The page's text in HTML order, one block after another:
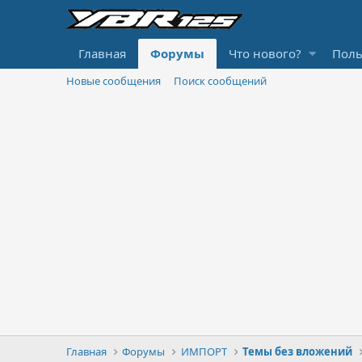
Главная Форумы Что нового?
Новые сообщения Поиск сообщений
Главная Форумы ИМПОРТ Темы без вложений